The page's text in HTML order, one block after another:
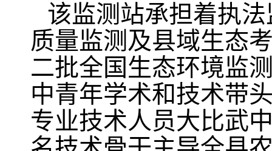
该监测站承担着执
质量监测及县域生态
二批全国生态环境监
中青年学术和技术带
专业技术人员大比武